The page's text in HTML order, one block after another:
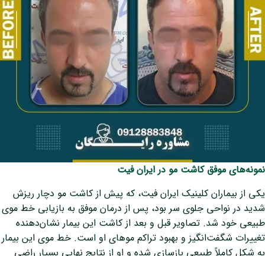
نمونه‌های موفق کاشت مو در ایران فیت
یکی از بیماران کلینیک ایران فیت، که پیش از کاشت مو دچار ریزش
شدید در نواحی جلوی سر بود، پس از درمان موفق به بازیابی خط موی
طبیعی خود شد. تصاویر قبل و بعد از کاشت این بیمار نشان‌دهنده
تغییرات شگفت‌انگیز و بهبود تراکم موهای او است. خط موی این بیمار
به شکل کاملاً طبیعی بازسازی شده و او از نتایج نهایی بسیار راضی